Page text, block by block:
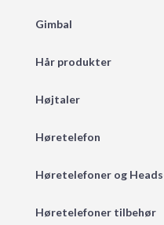
Gimbal
Hår produkter
Højtaler
Høretelefon
Høretelefoner og
Høretelefoner tilbehør